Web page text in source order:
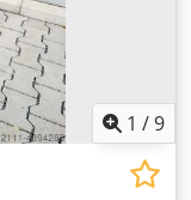
1 /9